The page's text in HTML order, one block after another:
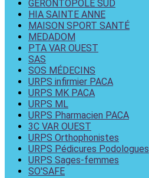
GÉRONTOPOLE SUD
HIA SAINTE ANNE
MAISON SPORT SANTÉ
MEDADOM
PTA VAR OUEST
SAS
SOS MÉDECINS
URPS infirmier PACA
URPS MK PACA
URPS ML
URPS Pharmacien PACA
3C VAR OUEST
URPS Orthophonistes
URPS Pédicures Podologues
URPS Sages-femmes
SO'SAFE